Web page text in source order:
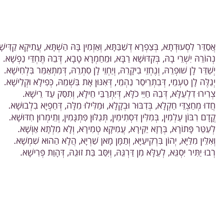
אֲסַדֵּר לִסְעוּדְתָא, בְּצַפְרָא דְשַׁבַּתָּא, וְאַזְמִין בָּהּ הַשְׁתָּא, עֲתִיקָא
נְהוֹרֵהּ יִשְׁרֵי בָהּ, בְּקִדּוּשָׁא רַבָּא, וּמֵחַמְרָא טָבָא, דְּבֵהּ תֶּחְדֵּי נַפְשָׁא.
יְשַׁדֵּר לָן שׁוּפְרֵהּ, וְנֶחְזֵי בִיקָרֵהּ, וְיַחְוֵי לָן סִתְרֵהּ, דְּמִתְאַמַּר בִּלְחִישָׁא.
יְגַלֶּה לָן טַעְמֵי, דְּבִתְרֵיסַר נַהְמֵי, דְּאִנּוּן אָת בִּשְׁמֵהּ, כְּפִילָא וּקְלִישָׁא.
צְרִירוּ דִלְעֵלָּא, דְּבֵהּ חַיֵּי כֹלָּא, דְּיִתְרַבֵּי חֵילָא, וְתִסַּק עַד רֵישָׁא.
חֲדוּ מְחַצְדֵּי חַקְלָא, בְּדִבּוּר וּבְקָלָא, וּמַלִּילוּ מִלָּה, דְּחַפְיָא בִלְבוּשָׁא.
קֳדָם רִבּוֹן עַלְמִין, בְּמִלִּין דִּסְתִימִין, תְּגַלּוּן פִּתְגָּמִין, וְתֵימְרוּן חִדּוּשָׁא.
לְעַטֵּר פָּתוֹרָא, בְּרָזָא יַקִּירָא, עֲמִיקָא טְמִירָא, וְלָא מִלְתָא אַוְשָׁא.
וְאִלֵּין מִלַּיָּא, יְהוֹן בִּרְקִיעַיָּא, וְתַמָּן מָאן שַׁרְיָא, הֲלָא הַהוּא שִׁמְשָׁא.
רְבוּ יַתִּיר יִסְגֵּא, לְעֵלָּא מִן דַּרְגֵּהּ, וְיִסַּב בַּת זוּגֵהּ, דְּהָוַת פְּרִישָׁא.